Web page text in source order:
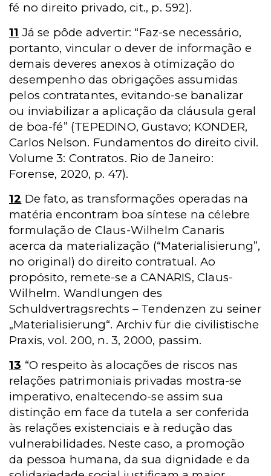
fé no direito privado, cit., p. 592).
11 Já se pôde advertir: “Faz-se necessário,
portanto, vincular o dever de informação e
demais deveres anexos à otimização do
desempenho das obrigações assumidas
pelos contratantes, evitando-se banalizar
ou inviabilizar a aplicação da cláusula geral
de boa-fé” (TEPEDINO, Gustavo; KONDER,
Carlos Nelson. Fundamentos do direito civil.
Volume 3: Contratos. Rio de Janeiro:
Forense, 2020, p. 47).
12 De fato, as transformações operadas na
matéria encontram boa síntese na célebre
formulação de Claus-Wilhelm Canaris
acerca da materialização (“Materialisierung”,
no original) do direito contratual. Ao
propósito, remete-se a CANARIS, Claus-
Wilhelm. Wandlungen des
Schuldvertragsrechts – Tendenzen zu seiner
„Materialisierung“. Archiv für die civilistische
Praxis, vol. 200, n. 3, 2000, passim.
13 “O respeito às alocações de riscos nas
relações patrimoniais privadas mostra-se
imperativo, enaltecendo-se assim sua
distinção em face da tutela a ser conferida
às relações existenciais e à redução das
vulnerabilidades. Neste caso, a promoção
da pessoa humana, da sua dignidade e da